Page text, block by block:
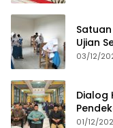
Ujian
Proses
03/12/
Dialog
01/12/